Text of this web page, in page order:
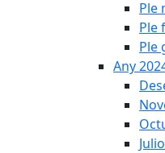
Ple
Ple
Ple
Any